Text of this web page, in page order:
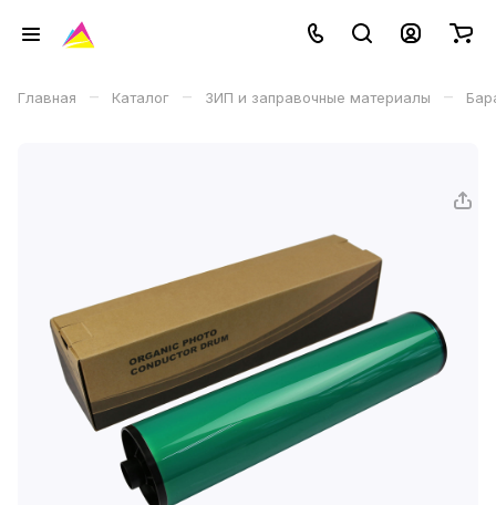
Главная – Каталог – ЗИП и заправочные материалы –